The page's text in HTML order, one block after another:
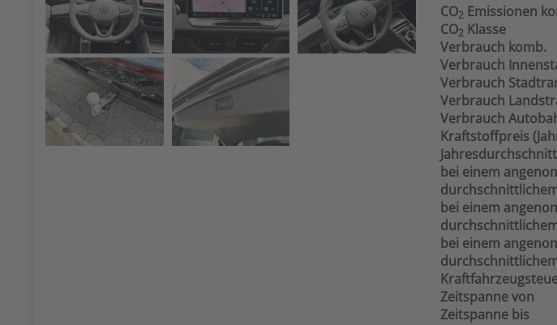
CO2 Emissionen
CO2 Klasse
Verbrauch komb.
Verbrauch
Verbrauch
Verbrauch
Verbrauch
Kraftstoffpreis
bei einem
bei einem
bei einem
Zeitspanne von
Zeitspanne bis